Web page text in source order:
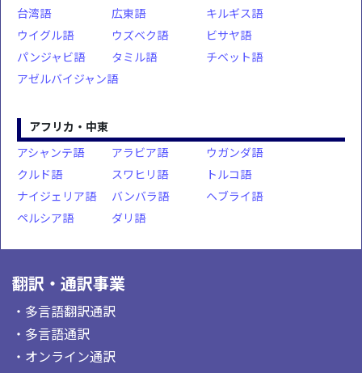
台湾語
広東語
キルギス語
ウイグル語
ウズベク語
ビサヤ語
パンジャビ語
タミル語
チベット語
アゼルバイジャン語
アフリカ・中東
アシャンテ語
アラビア語
ウガンダ語
クルド語
スワヒリ語
トルコ語
ナイジェリア語
バンバラ語
ヘブライ語
ペルシア語
ダリ語